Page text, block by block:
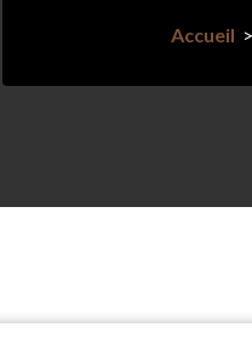
Accueil >